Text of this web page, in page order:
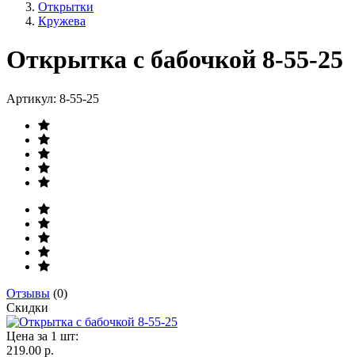
Открытки
Кружева
Открытка с бабочкой 8-55-25
Артикул: 8-55-25
Отзывы (0)
Скидки
Цена за 1 шт:
219.00 р.